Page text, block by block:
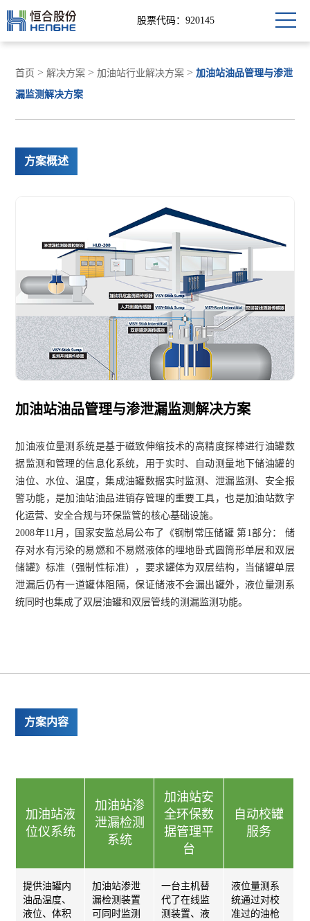
股票代码：920145
首页 >解决方案 >加油站行业解决方案 >加油站油品管理与渗泄
漏监测解决方案
方案概述
加油站油品管理与渗泄漏监测解决方案
加油液位量测系统是基于磁致伸缩技术的高精度探棒进行油罐数
据监测和管理的信息化系统，用于实时、自动测量地下储油罐的
油位、水位、温度，集成油罐数据实时监测、泄漏监测、安全报
警功能，是加油站油品进销存管理的重要工具，也是加油站数字
化运营、安全合规与环保监管的核心基础设施。
2008年11月，国家安监总局公布了《钢制常压储罐 第1部分： 储
存对水有污染的易燃和不易燃液体的埋地卧式圆筒形单层和双层
储罐》标准（强制性标准），要求罐体为双层结构，当储罐单层
泄漏后仍有一道罐体阻隔，保证储液不会漏出罐外，液位量测系
统同时也集成了双层油罐和双层管线的测漏监测功能。
方案内容
加油站液
位仪系统
加油站渗
泄漏检测
系统
加油站安
全环保数
据管理平
台
自动校罐
服务
提供油罐内
油品温度、
液位、体积
加油站渗泄
漏检测装置
可同时监测
一台主机替
代了在线监
测装置、液
液位量测系
统通过对校
准过的油枪